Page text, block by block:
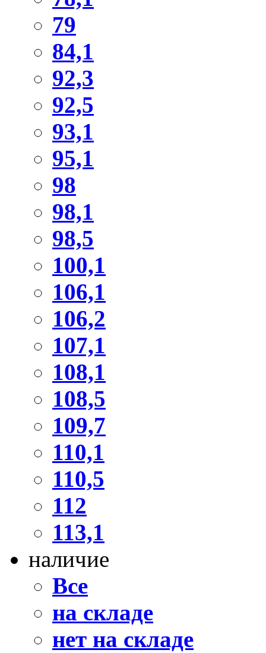
79
84,1
92,3
92,5
93,1
95,1
98
98,1
98,5
100,1
106,1
106,2
107,1
108,1
108,5
109,7
110,1
110,5
112
113,1
наличие
Все
на складе
нет на складе